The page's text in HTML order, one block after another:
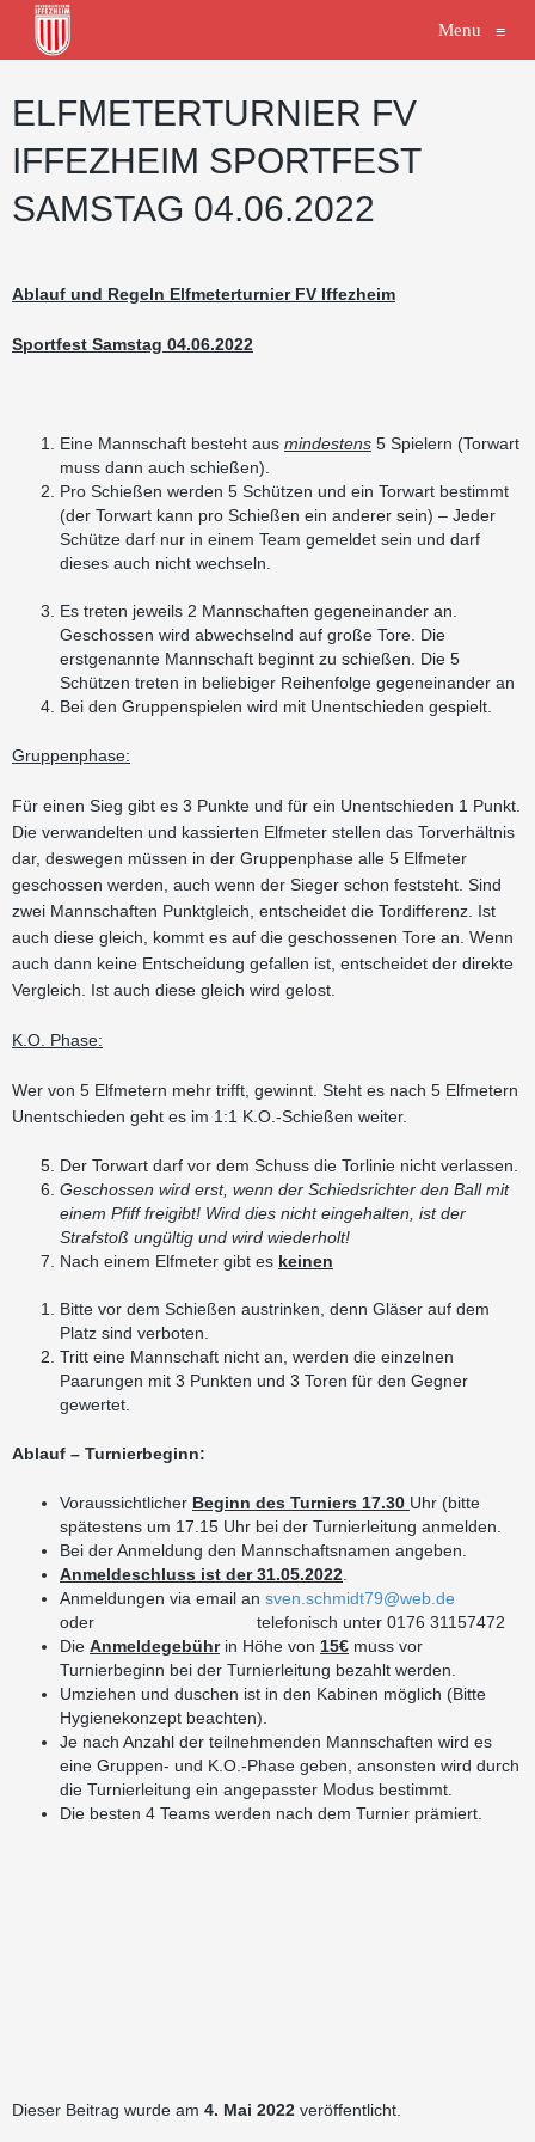
Menu ≡
ELFMETERTURNIER FV
IFFEZHEIM SPORTFEST
SAMSTAG 04.06.2022
Ablauf und Regeln Elfmeterturnier FV Iffezheim
Sportfest Samstag 04.06.2022
Eine Mannschaft besteht aus mindestens 5 Spielern (Torwart
muss dann auch schießen).
Pro Schießen werden 5 Schützen und ein Torwart bestimmt
(der Torwart kann pro Schießen ein anderer sein) – Jeder
Schütze darf nur in einem Team gemeldet sein und darf
dieses auch nicht wechseln.
Es treten jeweils 2 Mannschaften gegeneinander an.
Geschossen wird abwechselnd auf große Tore. Die
erstgenannte Mannschaft beginnt zu schießen. Die 5
Schützen treten in beliebiger Reihenfolge gegeneinander an
Bei den Gruppenspielen wird mit Unentschieden gespielt.
Gruppenphase:
Für einen Sieg gibt es 3 Punkte und für ein Unentschieden 1 Punkt.
Die verwandelten und kassierten Elfmeter stellen das Torverhältnis
dar, deswegen müssen in der Gruppenphase alle 5 Elfmeter
geschossen werden, auch wenn der Sieger schon feststeht. Sind
zwei Mannschaften Punktgleich, entscheidet die Tordifferenz. Ist
auch diese gleich, kommt es auf die geschossenen Tore an. Wenn
auch dann keine Entscheidung gefallen ist, entscheidet der direkte
Vergleich. Ist auch diese gleich wird gelost.
K.O. Phase:
Wer von 5 Elfmetern mehr trifft, gewinnt. Steht es nach 5 Elfmetern
Unentschieden geht es im 1:1 K.O.-Schießen weiter.
Der Torwart darf vor dem Schuss die Torlinie nicht verlassen.
Geschossen wird erst, wenn der Schiedsrichter den Ball mit
einem Pfiff freigibt! Wird dies nicht eingehalten, ist der
Strafstoß ungültig und wird wiederholt!
Nach einem Elfmeter gibt es keinen
Bitte vor dem Schießen austrinken, denn Gläser auf dem
Platz sind verboten.
Tritt eine Mannschaft nicht an, werden die einzelnen
Paarungen mit 3 Punkten und 3 Toren für den Gegner
gewertet.
Ablauf – Turnierbeginn:
Voraussichtlicher Beginn des Turniers 17.30 Uhr (bitte
spätestens um 17.15 Uhr bei der Turnierleitung anmelden.
Bei der Anmeldung den Mannschaftsnamen angeben.
Anmeldeschluss ist der 31.05.2022
Anmeldungen via email an sven.schmidt79@web.de
oder telefonisch unter 0176 31157472
Die Anmeldegebührin Höhe von 15€ muss vor
Turnierbeginn bei der Turnierleitung bezahlt werden.
Umziehen und duschen ist in den Kabinen möglich (Bitte
Hygienekonzept beachten).
Je nach Anzahl der teilnehmenden Mannschaften wird es
eine Gruppen- und K.O.-Phase geben, ansonsten wird durch
die Turnierleitung ein angepasster Modus bestimmt.
Die besten 4 Teams werden nach dem Turnier prämiert.
Dieser Beitrag wurde am 4. Mai 2022 veröffentlicht.